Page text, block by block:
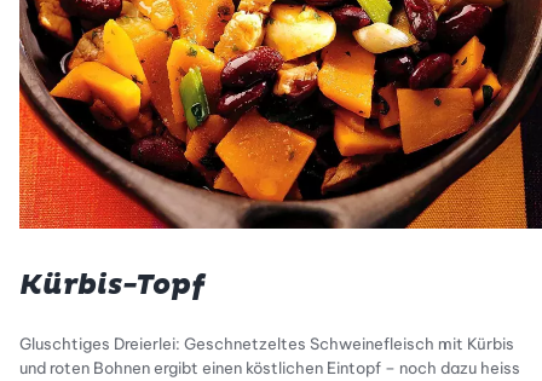
Kürbis-Topf
Gluschtiges Dreierlei: Geschnetzeltes Schweinefleisch mit Kürbis
und roten Bohnen ergibt einen köstlichen Eintopf – noch dazu heiss